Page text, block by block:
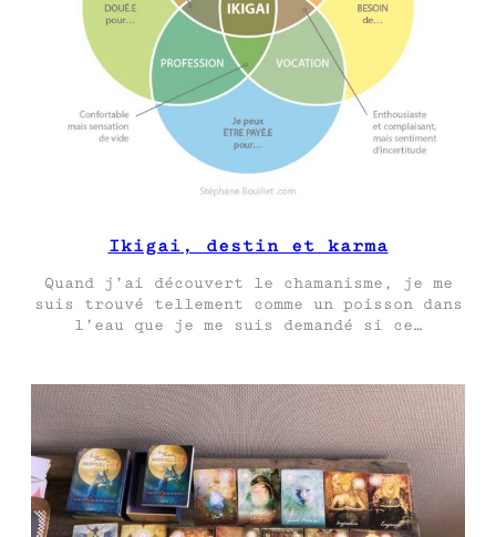
Ikigai, destin et karma
Quand j’ai découvert le chamanisme, je me
suis trouvé tellement comme un poisson dans
l’eau que je me suis demandé si ce…